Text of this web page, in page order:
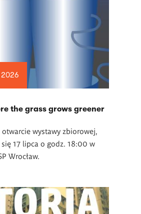
the grass grows greener
otwarcie wystawy zbiorowej,
17 lipca o godz. 18:00 w
Wrocław.